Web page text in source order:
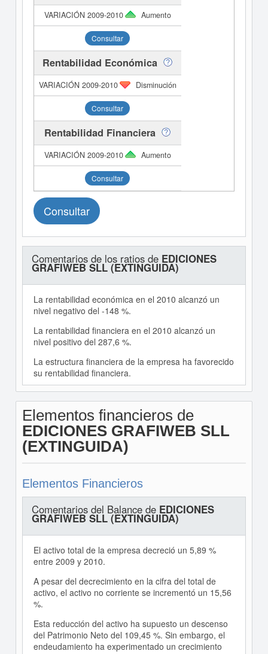
Aumento
Consultar
Rentabilidad Económica
Disminución
Consultar
Rentabilidad Financiera
Aumento
Consultar
Consultar
Comentarios de los ratios de EDICIONES
GRAFIWEB SLL (EXTINGUIDA)
La rentabilidad económica en el 2010 alcanzó un
nivel negativo del -148 %.
La rentabilidad financiera en el 2010 alcanzó un
nivel positivo del 287,6 %.
La estructura financiera de la empresa ha favorecido
su rentabilidad financiera.
Elementos financieros de
EDICIONES GRAFIWEB SLL
(EXTINGUIDA)
Elementos Financieros
Comentarios del Balance de EDICIONES
GRAFIWEB SLL (EXTINGUIDA)
El activo total de la empresa decreció un 5,89 %
entre 2009 y 2010.
A pesar del decrecimiento en la cifra del total de
activo, el activo no corriente se incrementó un 15,56
%.
Esta reducción del activo ha supuesto un descenso
del Patrimonio Neto del 109,45 %. Sin embargo, el
endeudamiento ha experimentado un crecimiento